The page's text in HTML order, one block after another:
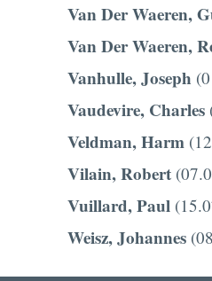
Van Der Waeren,
Van Der Waeren,
Vanhulle, Joseph
Vaudevire, Charles
Veldman, Harm
Vilain, Robert
Vuillard, Paul
Weisz, Johannes